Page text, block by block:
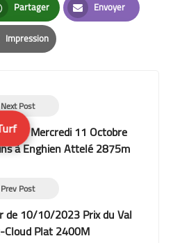
Partager
Whatsapp
Envoyer
Email
Impression
Print
Next Post
du Mercredi 11 Octobre
à Enghien Attelé 2875m
Prev Post
de 10/10/2023 Prix du Val
Cloud Plat 2400M